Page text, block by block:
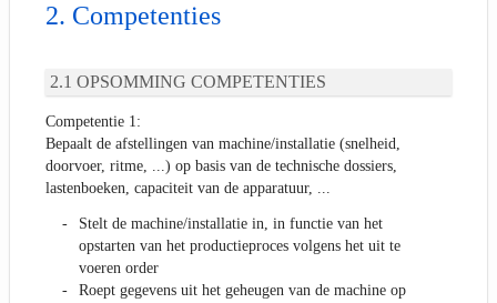
Competenties
OPSOMMING COMPETENTIES
Competentie 1:
Bepaalt de afstellingen van machine/installatie (snelheid,
doorvoer, ritme, ...) op basis van de technische dossiers,
lastenboeken, capaciteit van de apparatuur, ...
Stelt de machine/installatie in, in functie van het
opstarten van het productieproces volgens het uit te
voeren order
Roept gegevens uit het geheugen van de machine op